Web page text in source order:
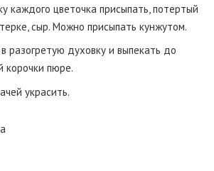
каждого цветочка присыпать, потертый
сыр. Можно присыпать кунжутом.
разогретую духовку и выпекать до
корочки пюре.
украсить.